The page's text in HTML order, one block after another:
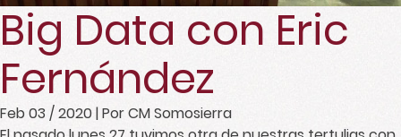
Big Data con Eric
Fernández
Feb 03 / 2020| Por CM Somosierra